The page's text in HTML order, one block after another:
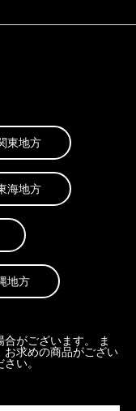
東地方
海地方
地方
がございます。 ま
お求めの商品がござい
い。